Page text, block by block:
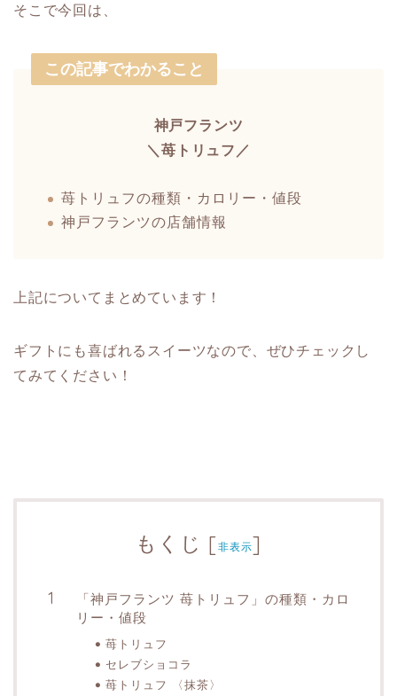
そこで今回は、
この記事でわかること
神戸フランツ
＼苺トリュフ／
苺トリュフの種類・カロリー・値段
神戸フランツの店舗情報
上記についてまとめています！
ギフトにも喜ばれるスイーツなので、ぜひチェックし
てみてください！
もくじ [非表示]
「神戸フランツ 苺トリュフ」の種類・カロ
リー・値段
苺トリュフ
セレブショコラ
苺トリュフ 〈抹茶〉